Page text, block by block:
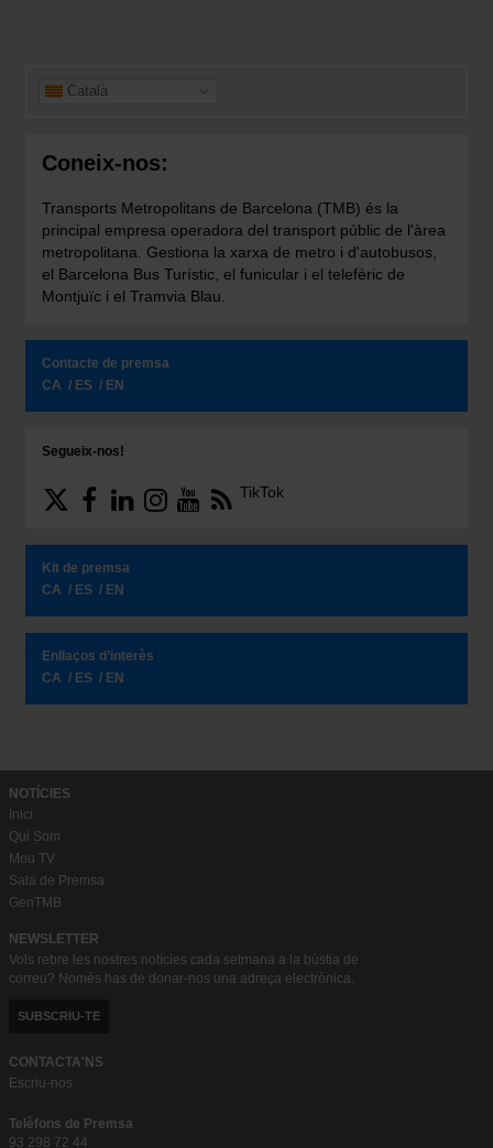
Català
Coneix-nos:
Transports Metropolitans de Barcelona (TMB) és la
principal empresa operadora del transport públic de l'àrea
metropolitana. Gestiona la xarxa de metro i d'autobusos,
el Barcelona Bus Turístic, el funicular i el telefèric de
Montjuïc i el Tramvia Blau.
Contacte de premsa
CA
ES EN
Segueix-nos!
TikTok
Kit de premsa
CA
ES EN
Enllaços d’interès
CA
ES EN
NOTÍCIES
Inici
Qui Som
Mou TV
Sala de Premsa
GenTMB
NEWSLETTER
Vols rebre les nostres notícies cada setmana a la bústia de
correu? Només has de donar-nos una adreça electrònica.
SUBSCRIU-TE
CONTACTA'NS
Escriu-nos
Telèfons de Premsa
93 298 72 44